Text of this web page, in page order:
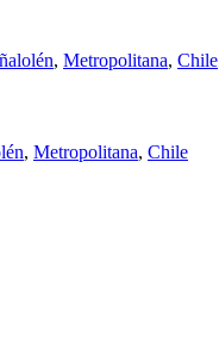
, Metropolitana, Chile
, Metropolitana, Chile